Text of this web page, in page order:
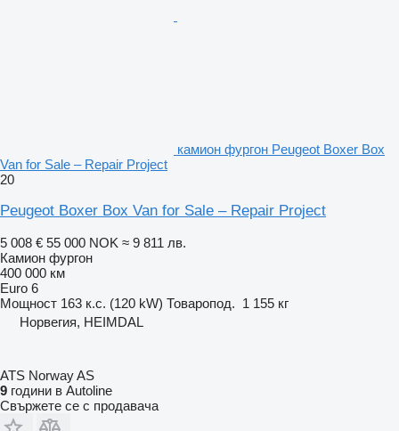
камион фургон Peugeot Boxer Box
Van for Sale – Repair Project
20
Peugeot Boxer Box Van for Sale – Repair Project
5 008 € 55 000 NOK ≈ 9 811 лв.
Камион фургон
400 000 км
Euro 6
Мощност 163 к.с. (120 kW) Товаропод. 1 155 кг
Норвегия, HEIMDAL
ATS Norway AS
9 години в Autoline
Свържете се с продавача